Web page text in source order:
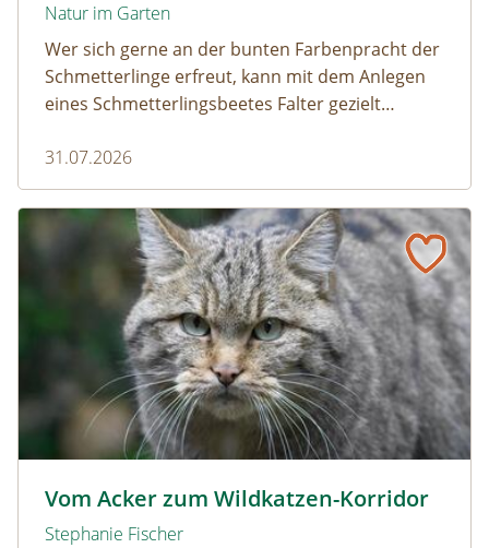
Natur im Garten
Wer sich gerne an der bunten Farbenpracht der
Schmetterlinge erfreut, kann mit dem Anlegen
eines Schmetterlingsbeetes Falter gezielt
dürfen ausreichend mitgedacht werden. Denn
ohne Raupen gibt es keine schönen
Schmetterlinge!
31.07.2026
Vom Acker zum Wildkatzen-Korridor
Stephanie Fischer
Vom Acker zum Wildkatzen-Korridor